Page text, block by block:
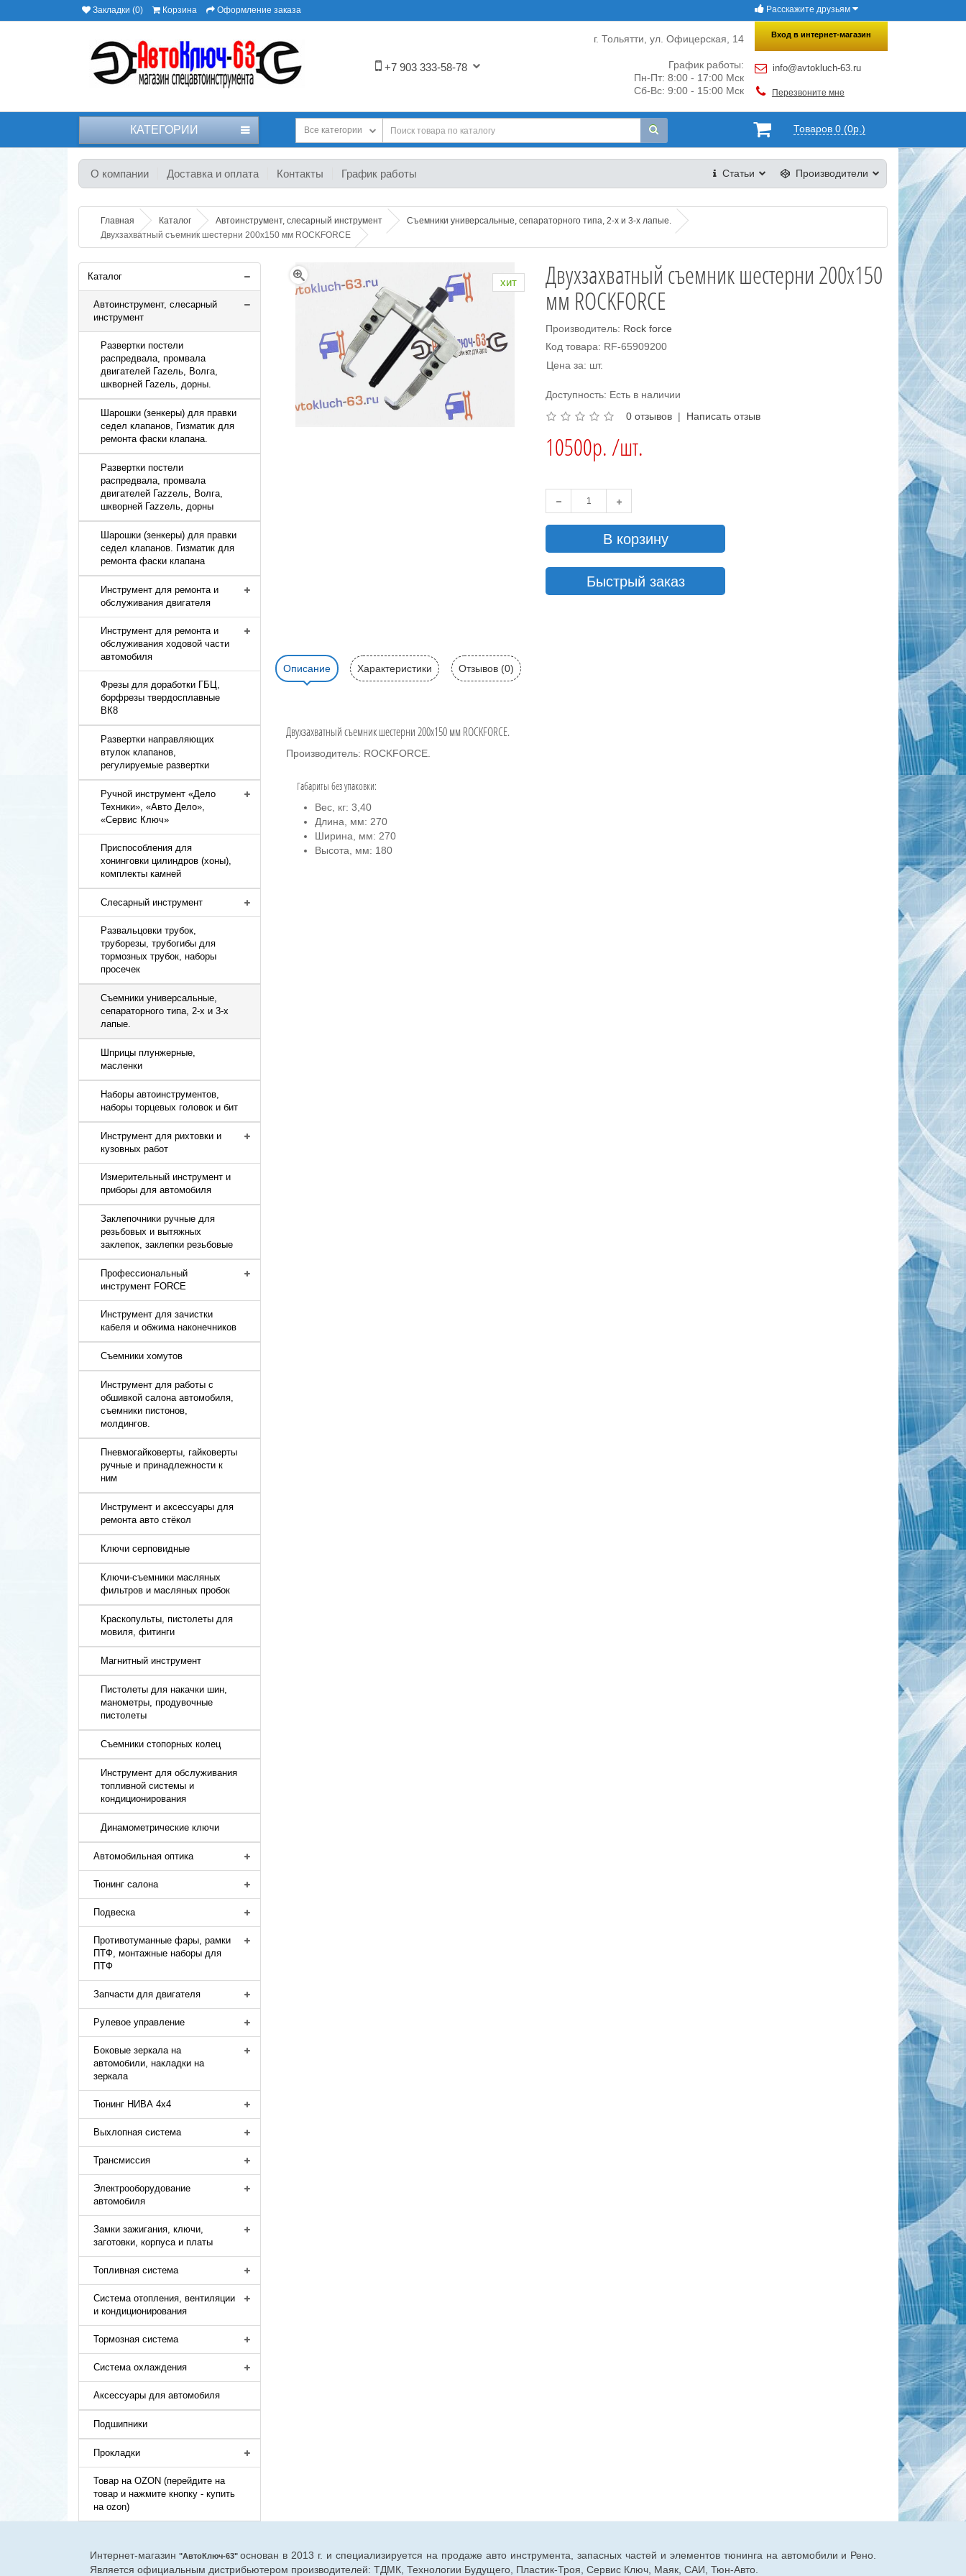
×
Закладки (0) Корзина Оформление заказа Расскажите друзьям
+7 903 333-58-78
Вход в интернет-магазин
info@avtokluch-63.ru
Перезвоните мне
г. Тольятти, ул. Офицерская, 14
График работы:
Пн-Пт: 8:00 - 17:00 Мск
Сб-Вс: 9:00 - 15:00 Мск
КАТЕГОРИИ Товаров 0 (0р.)
Все категории
О компании Доставка и оплата Контакты График работы Производители
Статьи
Главная Каталог Автоинструмент, слесарный инструмент
Съемники универсальные, сепараторного типа, 2-х и 3-х лапые.
Двухзахватный съемник шестерни 200х150 мм ROCKFORCE
Каталог
Автоинструмент, слесарный
инструмент
Развертки постели
распредвала, промвала
двигателей Гаzель, Волга,
шкворней Гаzель, дорны.
Шарошки (зенкеры) для правки
седел клапанов, Гизматик для
ремонта фаски клапана.
Развертки постели
распредвала, промвала
двигателей Гаzzель, Волга,
шкворней Гаzzель, дорны
Шарошки (зенкеры) для правки
седел клапанов. Гизматик для
ремонта фаски клапана
Инструмент для ремонта и
обслуживания двигателя
Инструмент для ремонта и
обслуживания ходовой части
автомобиля
Фрезы для доработки ГБЦ,
борфрезы твердосплавные
ВК8
Развертки направляющих
втулок клапанов,
регулируемые развертки
Ручной инструмент «Дело
Техники», «Авто Дело»,
«Сервис Ключ»
Приспособления для
хонинговки цилиндров (хоны),
комплекты камней
Слесарный инструмент
Развальцовки трубок,
труборезы, трубогибы для
тормозных трубок, наборы
просечек
Съемники универсальные,
сепараторного типа, 2-х и 3-х
лапые.
Шприцы плунжерные,
масленки
Наборы автоинструментов,
наборы торцевых головок и бит
Инструмент для рихтовки и
кузовных работ
Измерительный инструмент и
приборы для автомобиля
Заклепочники ручные для
резьбовых и вытяжных
заклепок, заклепки резьбовые
Профессиональный
инструмент FORCE
Инструмент для зачистки
кабеля и обжима наконечников
Съемники хомутов
Инструмент для работы с
обшивкой салона автомобиля,
съемники пистонов,
молдингов.
Пневмогайковерты, гайковерты
ручные и принадлежности к
ним
Инструмент и аксессуары для
ремонта авто стёкол
Ключи серповидные
Ключи-съемники масляных
фильтров и масляных пробок
Краскопульты, пистолеты для
мовиля, фитинги
Магнитный инструмент
Пистолеты для накачки шин,
манометры, продувочные
пистолеты
Съемники стопорных колец
Инструмент для обслуживания
топливной системы и
кондиционирования
Динамометрические ключи
Автомобильная оптика
Тюнинг салона
Подвеска
Противотуманные фары, рамки
ПТФ, монтажные наборы для
ПТФ
Запчасти для двигателя
Рулевое управление
Боковые зеркала на
автомобили, накладки на
зеркала
Тюнинг НИВА 4х4
Выхлопная система
Трансмиссия
Электрооборудование
автомобиля
Замки зажигания, ключи,
заготовки, корпуса и платы
Топливная система
Система отопления, вентиляции
и кондиционирования
Тормозная система
Система охлаждения
Аксессуары для автомобиля
Подшипники
Прокладки
Товар на OZON (перейдите на
товар и нажмите кнопку - купить
на ozon)
хит
Двухзахватный съемник шестерни 200х150
мм ROCKFORCE
Производитель: Rock force
Код товара: RF-65909200
Цена за: шт.
Доступность: Есть в наличии
0 отзывов | Написать отзыв
10500р. /шт.
В корзину
Быстрый заказ
Описание Характеристики Отзывов (0)
Двухзахватный съемник шестерни 200х150 мм ROCKFORCE.
Производитель: ROCKFORCE.
Габариты без упаковки:
Вес, кг: 3,40
Длина, мм: 270
Ширина, мм: 270
Высота, мм: 180
Интернет-магазин "АвтоКлюч-63"основан в 2013 г. и специализируется на продаже авто инструмента, запасных частей и элементов тюнинга на автомобили и Рено.
Является официальным дистрибьютером производителей: ТДМК, Технологии Будущего, Пластик-Троя, Сервис Ключ, Маяк, САИ, Тюн-Авто.